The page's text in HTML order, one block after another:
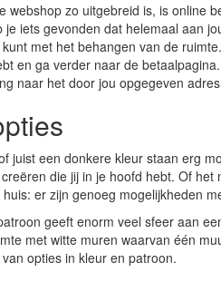
zo uitgebreid is, is online
iets gevonden dat helemaal aan
met het behangen van de
en ga verder naar de
naar het door jou opgegeven
juist een donkere kleur staan erg
die jij in je hoofd hebt. Of het
er zijn genoeg mogelijkheden
geeft enorm veel sfeer aan
met witte muren waarvan één
opties in kleur en patroon.